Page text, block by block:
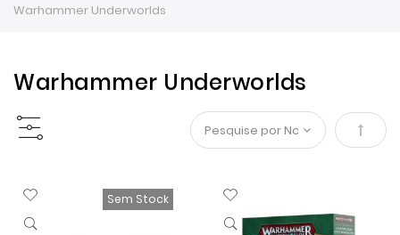
Warhammer Underworlds
Warhammer Underworlds
Definir
Sem Stock